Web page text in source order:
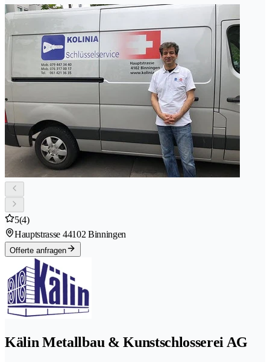
5(4)
Hauptstrasse 44102 Binningen
Offerte anfragen
Kälin Metallbau & Kunstschlosserei AG